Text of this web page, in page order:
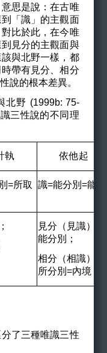
思是說：在古唯
「識」的主觀面
比於此，在今唯
見分的主觀面與
與北野一樣，都
帶有見分、相分
說的根本差異。
野 (1999b: 75-
三性說的不同理
執 依他起
=所取 識=能分別=能取
見分（見識）=
能分別；
相分（相識）=
所分別=內境
了三種唯識三性